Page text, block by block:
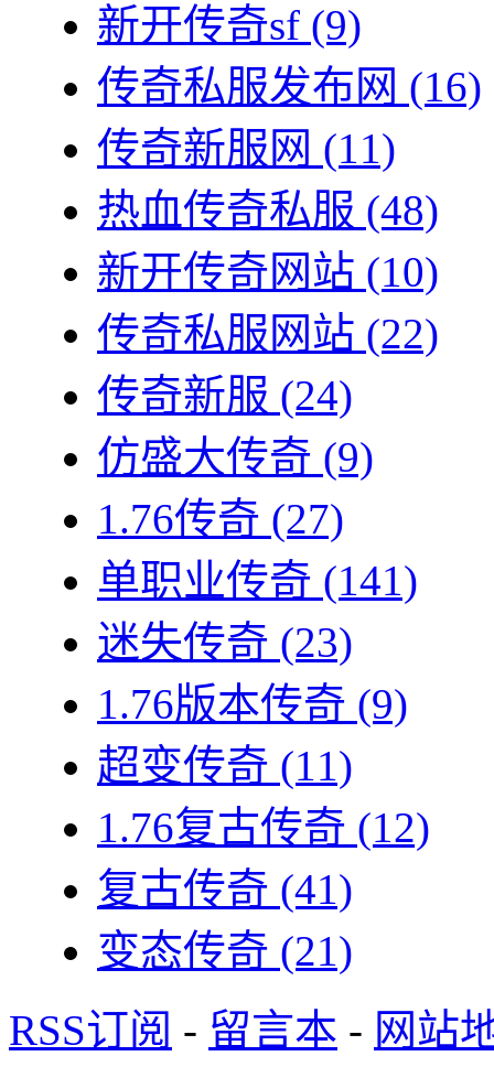
新开传奇sf (9)
传奇私服发布网 (16)
传奇新服网 (11)
热血传奇私服 (48)
新开传奇网站 (10)
传奇私服网站 (22)
传奇新服 (24)
仿盛大传奇 (9)
1.76传奇 (27)
单职业传奇 (141)
迷失传奇 (23)
1.76版本传奇 (9)
超变传奇 (11)
1.76复古传奇 (12)
复古传奇 (41)
变态传奇 (21)
RSS订阅 - 留言本 - 网站